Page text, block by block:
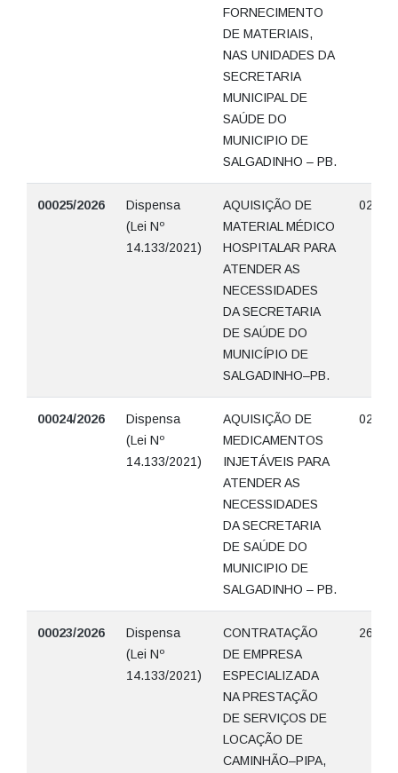
FORNECIMENTO
DE MATERIAIS,
NAS UNIDADES DA
SECRETARIA
MUNICIPAL DE
SAÚDE DO
MUNICIPIO DE
SALGADINHO – PB.
00025/2026
Dispensa
(Lei Nº
14.133/2021)
AQUISIÇÃO DE
MATERIAL MÉDICO
HOSPITALAR PARA
ATENDER AS
NECESSIDADES
DA SECRETARIA
DE SAÚDE DO
MUNICÍPIO DE
SALGADINHO–PB.
02/06/
00024/2026
Dispensa
(Lei Nº
14.133/2021)
AQUISIÇÃO DE
MEDICAMENTOS
INJETÁVEIS PARA
ATENDER AS
NECESSIDADES
DA SECRETARIA
DE SAÚDE DO
MUNICIPIO DE
SALGADINHO – PB.
02/06/
00023/2026
Dispensa
(Lei Nº
14.133/2021)
CONTRATAÇÃO
DE EMPRESA
ESPECIALIZADA
NA PRESTAÇÃO
DE SERVIÇOS DE
LOCAÇÃO DE
CAMINHÃO–PIPA,
26/05/